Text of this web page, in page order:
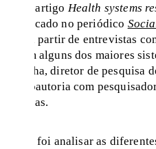
no artigo Health systems
publicado no periódico
a partir de entrevistas
em alguns dos maiores
Rocha, diretor de pesquisa
em coautoria com
Vargas.
foi analisar as